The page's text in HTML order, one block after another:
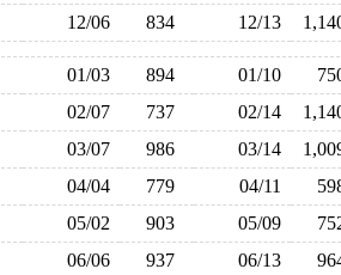
12/06 834 12/13
01/03 894 01/10
02/07 737 02/14
03/07 986 03/14
04/04 779 04/11
05/02 903 05/09
06/06 937 06/13